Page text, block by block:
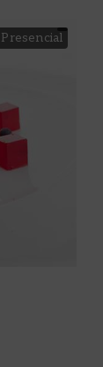
Presencial